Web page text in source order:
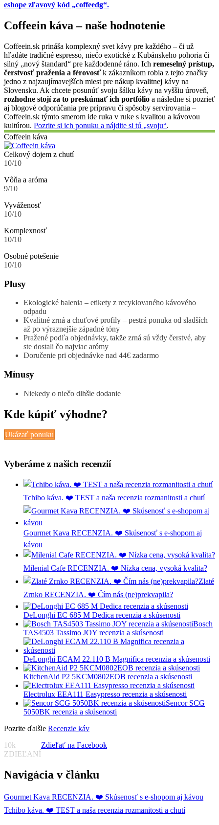
eshope zľavový kód „coffeedg“.
Coffeein káva – naše hodnotenie
Coffeein.sk prináša komplexný svet kávy pre každého – či už
hľadáte tradičné espresso, niečo exotické z Kubánskeho pohoria či
silný „nový štandard“ pre každodenné ráno. Ich remeselný prístup,
čerstvosť praženia a férovosťk zákazníkom robia z tejto značky
jedno z najzaujímavejších miest pre nákup kvalitnej kávy na
Slovensku. Ak chcete posunúť svoju šálku kávy na vyššiu úroveň,
rozhodne stojí za to preskúmať ich portfólio a následne si pozrieť
aj blogové odporúčania pre prípravu či spôsoby servírovania –
Coffeein.sk týmto smerom ide ruka v ruke s kvalitou a kávovou
kultúrou. Pozrite si ich ponuku a nájdite si tú „svoju“.
Coffeein káva
Celkový dojem z chutí
10/10
Vôňa a aróma
9/10
Vyváženosť
10/10
Komplexnosť
10/10
Osobné potešenie
10/10
Plusy
Ekologické balenia – etikety z recyklovaného kávového
odpadu
Kvalitné zrná a chuťové profily – pestrá ponuka od sladších
až po výraznejšie západné tóny
Pražené podľa objednávky, takže zrná sú vždy čerstvé, aby
ste dostali čo najviac arómy
Doručenie pri objednávke nad 44€ zadarmo
Mínusy
Niekedy o niečo dlhšie dodanie
Kde kúpiť výhodne?
Ukázať ponuku
Vyberáme z našich recenzií
Tchibo káva. ❤️ TEST a naša recenzia rozmanitosti a chutí
Gourmet Kava RECENZIA. ❤️ Skúsenosť s e-shopom aj
kávou
Milenial Cafe RECENZIA. ❤️ Nízka cena, vysoká kvalita?
Zlaté
Zrnko RECENZIA. ❤️ Čím nás (ne)prekvapila?
DeLonghi EC 685 M Dedica recenzia a skúsenosti
Bosch
TAS4503 Tassimo JOY recenzia a skúsenosti
DeLonghi ECAM 22.110 B Magnifica recenzia a skúsenosti
KitchenAid P2 5KCM0802EOB recenzia a skúsenosti
Electrolux EEA111 Easypresso recenzia a skúsenosti
Sencor SCG
5050BK recenzia a skúsenosti
Pozrite ďalšie Recenzie káv
10k
ZDIEĽANÍ
Zdieľať na Facebook
Navigácia v článku
Gourmet Kava RECENZIA. ❤️ Skúsenosť s e-shopom aj kávou
Tchibo káva. ❤️ TEST a naša recenzia rozmanitosti a chutí